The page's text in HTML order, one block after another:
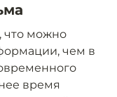
что можно
чем в
время